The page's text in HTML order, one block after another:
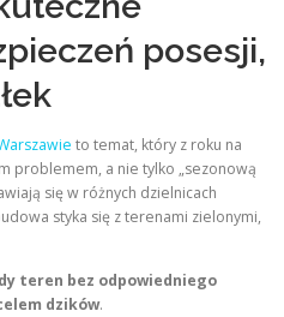
posesji,
to temat, który z roku na
problemem, a nie tylko „sezonową
się w różnych dzielnicach
styka się z terenami zielonymi,
teren bez odpowiedniego
dzików.